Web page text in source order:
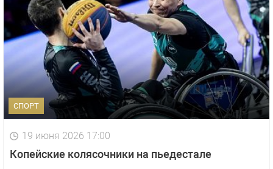
СПОРТ
19 июня 2026 17:00
Копейские колясочники на пьедестале